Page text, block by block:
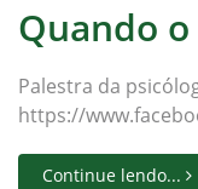
Quando
Palestra da
https://
Continue lendo...